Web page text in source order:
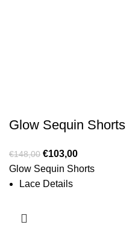
Glow Sequin Shorts
€148,00 €103,00
Glow Sequin Shorts
Lace Details